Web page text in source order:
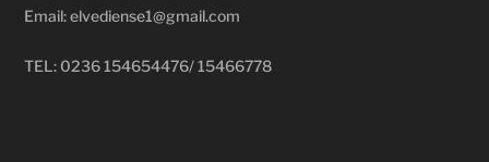
Email: elvediense1@gmail.com
TEL: 0236 154654476/ 15466778